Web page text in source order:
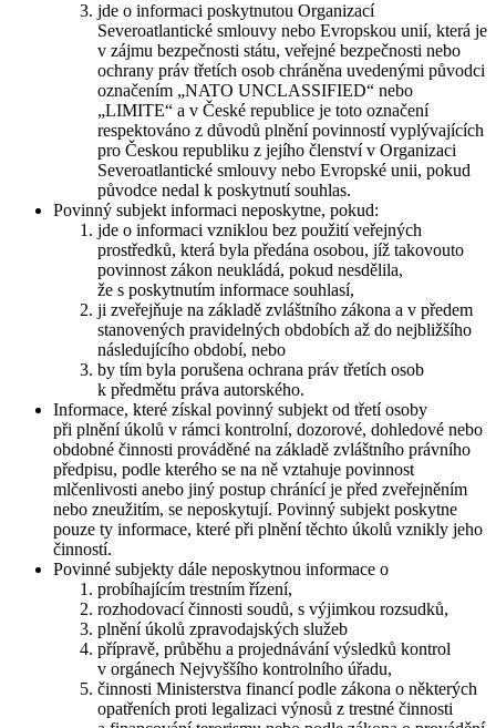
jde o informaci poskytnutou Organizací
Severoatlantické smlouvy nebo Evropskou unií, která je
v zájmu bezpečnosti státu, veřejné bezpečnosti nebo
ochrany práv třetích osob chráněna uvedenými původci
označením „NATO UNCLASSIFIED“ nebo
„LIMITE“ a v České republice je toto označení
respektováno z důvodů plnění povinností vyplývajících
pro Českou republiku z jejího členství v Organizaci
Severoatlantické smlouvy nebo Evropské unii, pokud
původce nedal k poskytnutí souhlas.
Povinný subjekt informaci neposkytne, pokud:
jde o informaci vzniklou bez použití veřejných
prostředků, která byla předána osobou, jíž takovouto
povinnost zákon neukládá, pokud nesdělila,
že s poskytnutím informace souhlasí,
ji zveřejňuje na základě zvláštního zákona a v předem
stanovených pravidelných obdobích až do nejbližšího
následujícího období, nebo
by tím byla porušena ochrana práv třetích osob
k předmětu práva autorského.
Informace, které získal povinný subjekt od třetí osoby
při plnění úkolů v rámci kontrolní, dozorové, dohledové nebo
obdobné činnosti prováděné na základě zvláštního právního
předpisu, podle kterého se na ně vztahuje povinnost
mlčenlivosti anebo jiný postup chránící je před zveřejněním
nebo zneužitím, se neposkytují. Povinný subjekt poskytne
pouze ty informace, které při plnění těchto úkolů vznikly jeho
činností.
Povinné subjekty dále neposkytnou informace o
probíhajícím trestním řízení,
rozhodovací činnosti soudů, s výjimkou rozsudků,
plnění úkolů zpravodajských služeb
přípravě, průběhu a projednávání výsledků kontrol
v orgánech Nejvyššího kontrolního úřadu,
činnosti Ministerstva financí podle zákona o některých
opatřeních proti legalizaci výnosů z trestné činnosti